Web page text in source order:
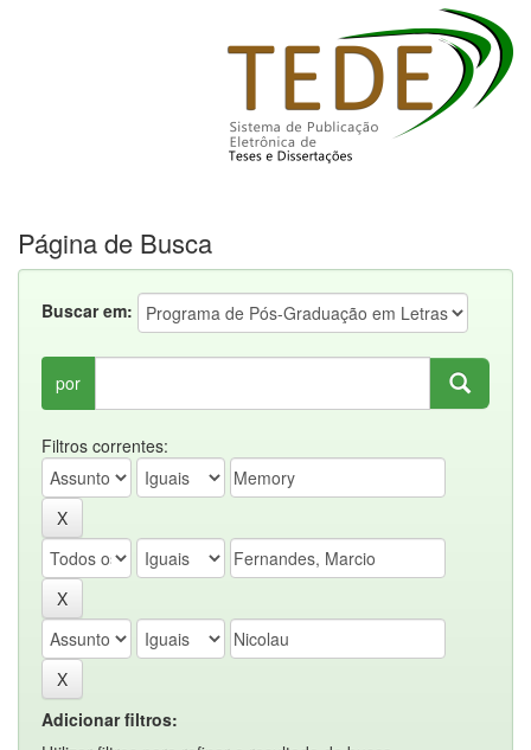
Página de Busca
Buscar em:
por
Filtros correntes:
Adicionar filtros: